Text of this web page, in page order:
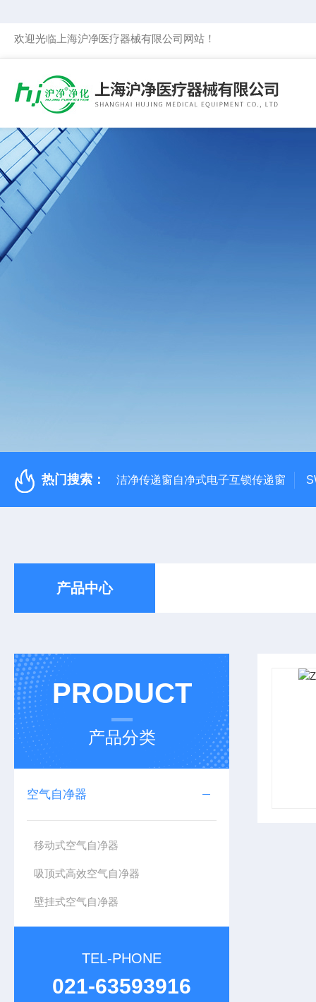
欢迎光临上海沪净医疗器械有限公司网站！
热门搜索： 洁净传递窗自净式电子互锁传递窗
产品中心
PRODUCT
产品分类
空气自净器
移动式空气自净器
吸顶式高效空气自净器
壁挂式空气自净器
TEL-PHONE
021-63593916